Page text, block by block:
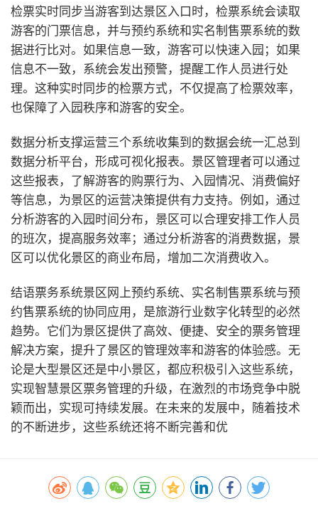
检票实时同步当游客到达景区入口时，检票系统会读取
游客的门票信息，并与预约系统和实名制售票系统的数
据进行比对。如果信息一致，游客可以快速入园；如果
信息不一致，系统会发出预警，提醒工作人员进行处
理。这种实时同步的检票方式，不仅提高了检票效率，
也保障了入园秩序和游客的安全。
数据分析支撑运营三个系统收集到的数据会统一汇总到
数据分析平台，形成可视化报表。景区管理者可以通过
这些报表，了解游客的购票行为、入园情况、消费偏好
等信息，为景区的运营决策提供有力支持。例如，通过
分析游客的入园时间分布，景区可以合理安排工作人员
的班次，提高服务效率；通过分析游客的消费数据，景
区可以优化景区的商业布局，增加二次消费收入。
结语票务系统景区网上预约系统、实名制售票系统与预
约售票系统的协同应用，是旅游行业数字化转型的必然
趋势。它们为景区提供了高效、便捷、安全的票务管理
解决方案，提升了景区的管理效率和游客的体验感。无
论是大型景区还是中小景区，都应积极引入这些系统，
实现智慧景区票务管理的升级，在激烈的市场竞争中脱
颖而出，实现可持续发展。在未来的发展中，随着技术
的不断进步，这些系统还将不断完善和优